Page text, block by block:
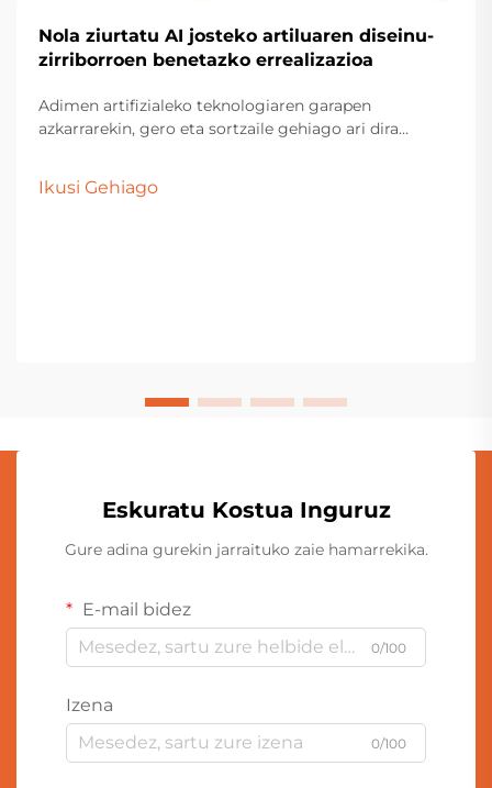
Nola ziurtatu AI josteko artiluaren diseinu-
zirriborroen benetazko errealizazioa
Adimen artifizialeko teknologiaren garapen
azkarrarekin, gero eta sortzaile gehiago ari dira
hauek lagin fisiko bihurtu direnean, askotan tarte bat
Ikusi Gehiago
Eskuratu Kostua Inguruz
Gure adina gurekin jarraituko zaie hamarrekika.
E-mail bidez
0/100
Izena
0/100